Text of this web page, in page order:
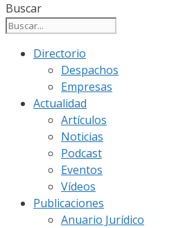
Buscar
Directorio
Despachos
Empresas
Actualidad
Artículos
Noticias
Podcast
Eventos
Vídeos
Publicaciones
Anuario Jurídico